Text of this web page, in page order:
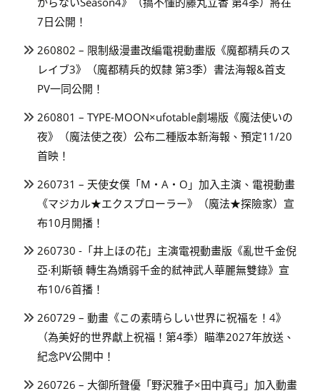
7日公開！
260802 – 限制級漫畫改編電視動畫版《魔都精兵のス
レイブ3》（魔都精兵的奴隸 第3季）書法海報&首支
PV一同公開！
260801 – TYPE-MOON×ufotable劇場版《魔法使いの
夜》（魔法使之夜）公布二種版本新海報、預定11/20
首映！
260731 – 天使女僕「M・A・O」加入主演、電視動畫
《マジカル★エクスプローラー》（魔法★探險家）宣
布10月開播！
260730 -「井上ほの花」主演電視動畫版《亂世千金倪
亞·利斯頓 轉生為嬌弱千金的弒神武人華麗無雙錄》宣
布10/6首播！
260729 – 動畫《この素晴らしい世界に祝福を！4》
（為美好的世界獻上祝福！第4季）瞄準2027年放送、
紀念PV公開中！
260726 – 大御所聲優「野沢雅子×田中真弓」加入動畫